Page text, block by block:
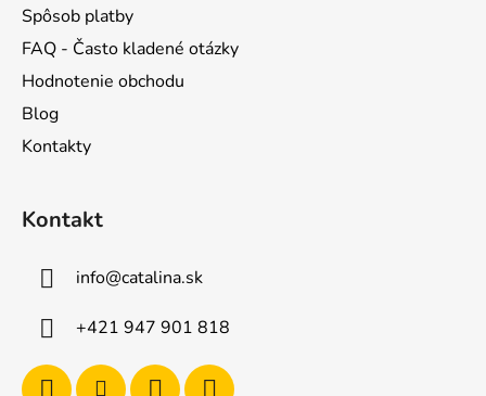
Spôsob platby
FAQ - Často kladené otázky
Hodnotenie obchodu
Blog
Kontakty
Kontakt
info@catalina.sk
+421 947 901 818